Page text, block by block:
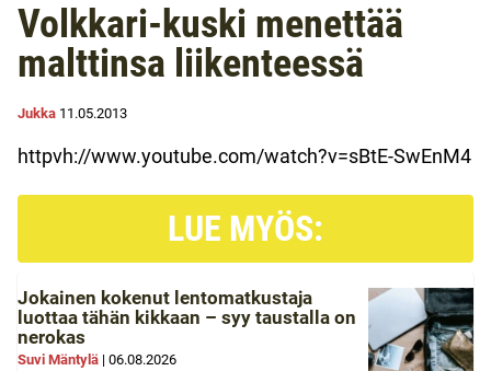
Volkkari-kuski menettää
malttinsa liikenteessä
Jukka 11.05.2013
httpvh://www.youtube.com/watch?v=sBtE-SwEnM4
LUE MYÖS:
Jokainen kokenut lentomatkustaja
luottaa tähän kikkaan – syy taustalla on
nerokas
Suvi Mäntylä | 06.08.2026